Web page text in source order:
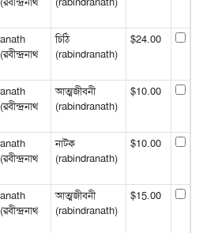
চিঠি
(rabindranath)
$24.00
আত্মজীবনী
(rabindranath)
$10.00
নাটক
(rabindranath)
$10.00
আত্মজীবনী
(rabindranath)
$15.00